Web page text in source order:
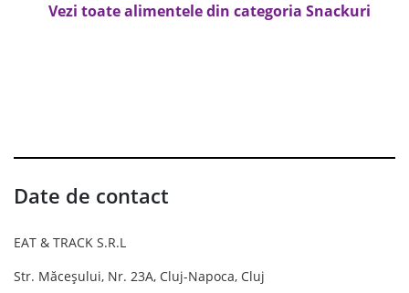
Vezi toate alimentele din categoria Snackuri
Date de contact
EAT & TRACK S.R.L
Str. Măceșului, Nr. 23A, Cluj-Napoca, Cluj